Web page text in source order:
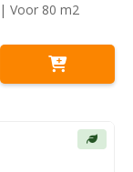
Voor 80 m2